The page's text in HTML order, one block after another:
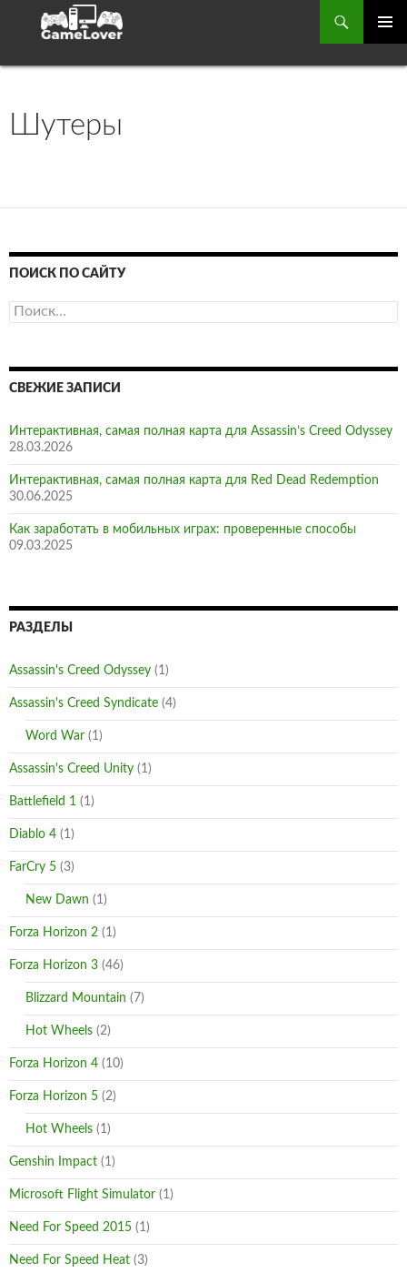
Поиск
МЕНЮ
СОДЕРЖИМОМУ
Шутеры
ПОИСК ПО САЙТУ
Найти:
СВЕЖИЕ ЗАПИСИ
Интерактивная, самая полная карта для Assassin’s Creed Odyssey
28.03.2026
Интерактивная, самая полная карта для Red Dead Redemption
30.06.2025
Как заработать в мобильных играх: проверенные способы
09.03.2025
РАЗДЕЛЫ
Assassin's Creed Odyssey (1)
Assassin's Creed Syndicate (4)
Word War (1)
Assassin's Creed Unity (1)
Battlefield 1 (1)
Diablo 4 (1)
FarCry 5 (3)
New Dawn (1)
Forza Horizon 2 (1)
Forza Horizon 3 (46)
Blizzard Mountain (7)
Hot Wheels (2)
Forza Horizon 4 (10)
Forza Horizon 5 (2)
Hot Wheels (1)
Genshin Impact (1)
Microsoft Flight Simulator (1)
Need For Speed 2015 (1)
Need For Speed Heat (3)